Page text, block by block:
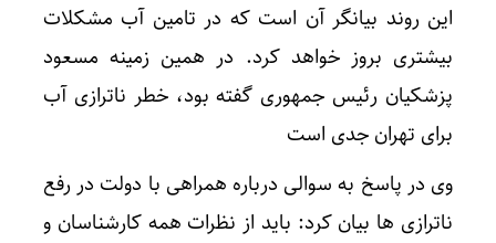
این روند بیانگر آن است که در تامین آب مشکلات
بیشتری بروز خواهد کرد. در همین زمینه مسعود
پزشکیان رئیس جمهوری گفته بود، خطر ناترازی آب
برای تهران جدی است
وی در پاسخ به سوالی درباره همراهی با دولت در رفع
ناترازی ها بیان کرد: باید از نظرات همه کارشناسان و